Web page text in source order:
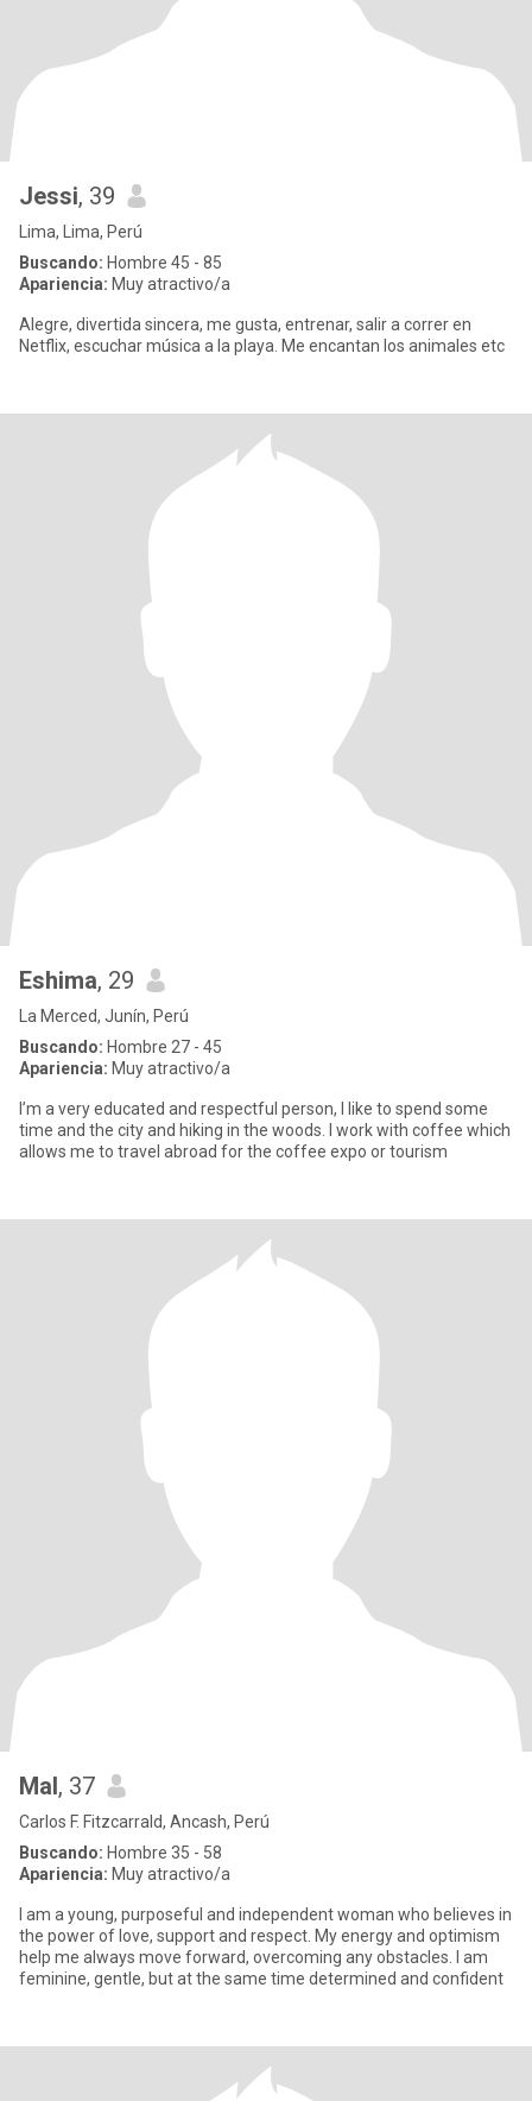
Jessi, 39
Lima, Lima, Perú
Buscando: Hombre 45 - 85
Apariencia: Muy atractivo/a
Alegre, divertida sincera, me gusta, entrenar, salir a correr en
Netflix, escuchar música a la playa. Me encantan los animales etc
Eshima, 29
La Merced, Junín, Perú
Buscando: Hombre 27 - 45
Apariencia: Muy atractivo/a
I’m a very educated and respectful person, I like to spend some
time and the city and hiking in the woods. I work with coffee which
allows me to travel abroad for the coffee expo or tourism
Mal, 37
Carlos F. Fitzcarrald, Ancash, Perú
Buscando: Hombre 35 - 58
Apariencia: Muy atractivo/a
I am a young, purposeful and independent woman who believes in
the power of love, support and respect. My energy and optimism
help me always move forward, overcoming any obstacles. I am
feminine, gentle, but at the same time determined and confident